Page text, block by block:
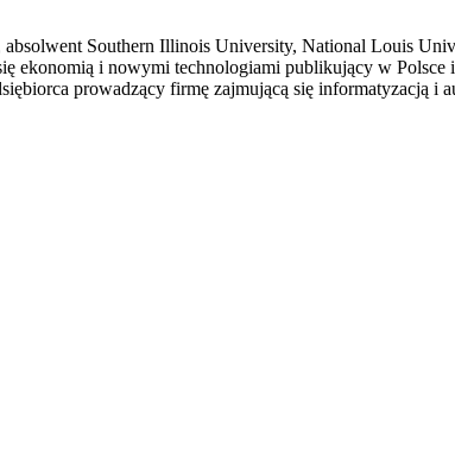
Southern Illinois University, National Louis
ekonomią i nowymi technologiami publikujący w Polsce
prowadzący firmę zajmującą się informatyzacją i